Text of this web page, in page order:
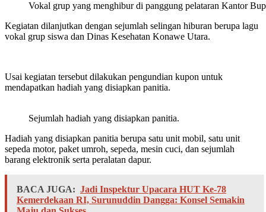
Vokal grup yang menghibur di panggung pelataran Kantor
Kegiatan dilanjutkan dengan sejumlah selingan hiburan berupa lagu
vokal grup siswa dan Dinas Kesehatan Konawe Utara.
Usai kegiatan tersebut dilakukan pengundian kupon untuk
mendapatkan hadiah yang disiapkan panitia.
Sejumlah hadiah yang disiapkan panitia.
Hadiah yang disiapkan panitia berupa satu unit mobil, satu unit
sepeda motor, paket umroh, sepeda, mesin cuci, dan sejumlah
barang elektronik serta peralatan dapur.
BACA JUGA: Jadi Inspektur Upacara HUT Ke-78
Kemerdekaan RI, Surunuddin Dangga: Konsel Semakin